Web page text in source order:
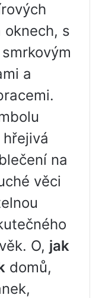
oknech, s
a
na
věci
O, jak
domů,